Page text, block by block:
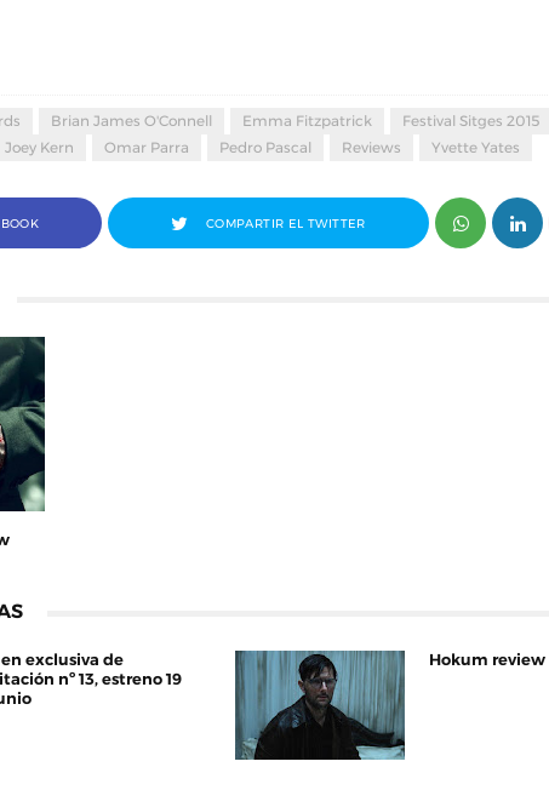
Brian James O'Connell Emma Fitzpatrick
Festival Sitges 2015
Joey Kern Omar Parra Pedro Pascal Reviews Yvette Yates
COMPARTIR EL TWITTER
exclusiva de
nº 13, estreno 19
Hokum review